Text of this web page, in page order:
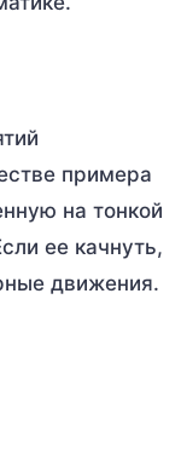
примера
на тонкой
ее качнуть,
движения.